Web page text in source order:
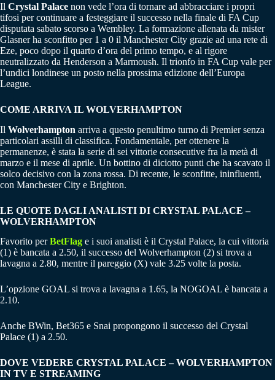
Il Crystal Palace non vede l’ora di tornare ad abbracciare i propri
tifosi per continuare a festeggiare il successo nella finale di FA Cup
disputata sabato scorso a Wembley. La formazione allenata da mister
Glasner ha sconfitto per 1 a 0 il Manchester City grazie ad una rete di
Eze, poco dopo il quarto d’ora del primo tempo, e al rigore
neutralizzato da Henderson a Marmoush. Il trionfo in FA Cup vale per
l’undici londinese un posto nella prossima edizione dell’Europa
League.
COME ARRIVA IL WOLVERHAMPTON
Il Wolverhampton arriva a questo penultimo turno di Premier senza
particolari assilli di classifica. Fondamentale, per ottenere la
permanenze, è stata la serie di sei vittorie consecutive fra la metà di
marzo e il mese di aprile. Un bottino di diciotto punti che ha scavato il
solco decisivo con la zona rossa. Di recente, le sconfitte, ininfluenti,
con Manchester City e Brighton.
LE QUOTE DAGLI ANALISTI DI CRYSTAL PALACE –
WOLVERHAMPTON
Favorito perBetFlag e i suoi analisti è il Crystal Palace, la cui vittoria
(1) è bancata a 2.50, il successo del Wolverhampton (2) si trova a
lavagna a 2.80, mentre il pareggio (X) vale 3.25 volte la posta.
L’opzione GOAL si trova a lavagna a 1.65, la NOGOAL è bancata a
2.10.
Anche BWin, Bet365 e Snai propongono il successo del Crystal
Palace (1) a 2.50.
DOVE VEDERE CRYSTAL PALACE – WOLVERHAMPTON
IN TV E STREAMING